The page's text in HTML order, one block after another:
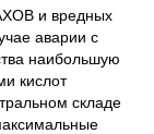
и вредных
аварии с
наибольшую
кислот
складе